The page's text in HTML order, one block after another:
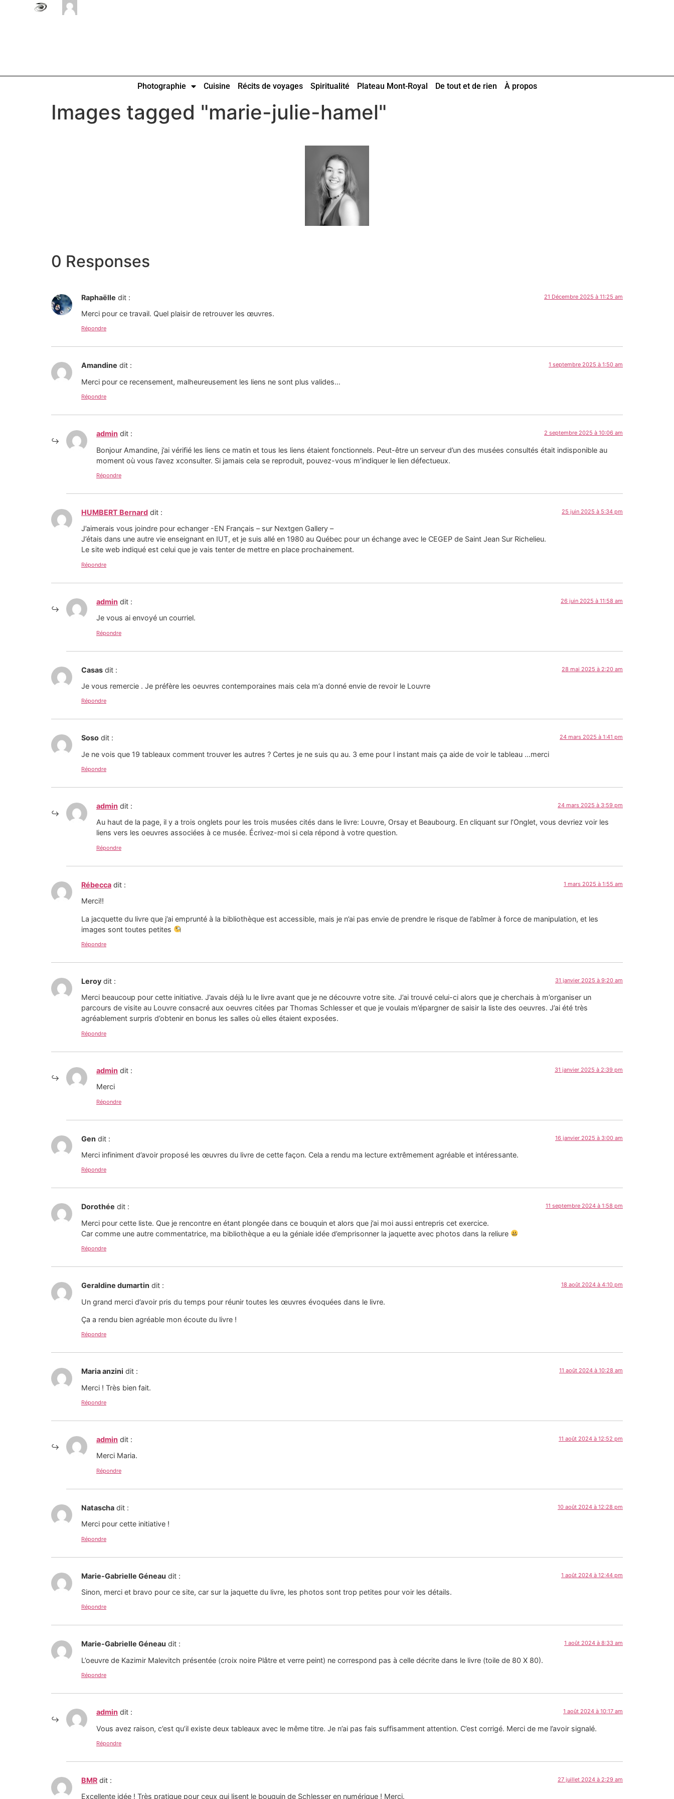
Photographie Cuisine Récits de voyages Spiritualité Plateau Mont-Royal De tout et de rien À propos
Images tagged "marie-julie-hamel"
0 Responses
Raphaëlle dit : 21 Décembre 2025 à 11:25 am
Merci pour ce travail. Quel plaisir de retrouver les œuvres.
Répondre
Amandine dit : 1 septembre 2025 à 1:50 am
Merci pour ce recensement, malheureusement les liens ne sont plus valides…
Répondre
admin dit : 2 septembre 2025 à 10:06 am
Bonjour Amandine, j’ai vérifié les liens ce matin et tous les liens étaient fonctionnels. Peut-être un serveur d’un des musées consultés était indisponible au
moment où vous l’avez xconsulter. Si jamais cela se reproduit, pouvez-vous m’indiquer le lien défectueux.
Répondre
HUMBERT Bernard dit : 25 juin 2025 à 5:34 pm
J’aimerais vous joindre pour echanger -EN Français – sur Nextgen Gallery –
J’étais dans une autre vie enseignant en IUT, et je suis allé en 1980 au Québec pour un échange avec le CEGEP de Saint Jean Sur Richelieu.
Le site web indiqué est celui que je vais tenter de mettre en place prochainement.
Répondre
admin dit : 26 juin 2025 à 11:58 am
Je vous ai envoyé un courriel.
Répondre
Casas dit : 28 mai 2025 à 2:20 am
Je vous remercie . Je préfère les oeuvres contemporaines mais cela m’a donné envie de revoir le Louvre
Répondre
Soso dit : 24 mars 2025 à 1:41 pm
Je ne vois que 19 tableaux comment trouver les autres ? Certes je ne suis qu au. 3 eme pour l instant mais ça aide de voir le tableau …merci
Répondre
admin dit : 24 mars 2025 à 3:59 pm
Au haut de la page, il y a trois onglets pour les trois musées cités dans le livre: Louvre, Orsay et Beaubourg. En cliquant sur l’Onglet, vous devriez voir les
liens vers les oeuvres associées à ce musée. Écrivez-moi si cela répond à votre question.
Répondre
Rébecca dit : 1 mars 2025 à 1:55 am
Merci!!
La jacquette du livre que j’ai emprunté à la bibliothèque est accessible, mais je n’ai pas envie de prendre le risque de l’abîmer à force de manipulation, et les
images sont toutes petites
Répondre
Leroy dit : 31 janvier 2025 à 9:20 am
Merci beaucoup pour cette initiative. J’avais déjà lu le livre avant que je ne découvre votre site. J’ai trouvé celui-ci alors que je cherchais à m’organiser un
parcours de visite au Louvre consacré aux oeuvres citées par Thomas Schlesser et que je voulais m’épargner de saisir la liste des oeuvres. J’ai été très
agréablement surpris d’obtenir en bonus les salles où elles étaient exposées.
Répondre
admin dit : 31 janvier 2025 à 2:39 pm
Merci
Répondre
Gen dit : 16 janvier 2025 à 3:00 am
Merci infiniment d’avoir proposé les œuvres du livre de cette façon. Cela a rendu ma lecture extrêmement agréable et intéressante.
Répondre
Dorothée dit : 11 septembre 2024 à 1:58 pm
Merci pour cette liste. Que je rencontre en étant plongée dans ce bouquin et alors que j’ai moi aussi entrepris cet exercice.
Car comme une autre commentatrice, ma bibliothèque a eu la géniale idée d’emprisonner la jaquette avec photos dans la reliure
Répondre
Geraldine dumartin dit : 18 août 2024 à 4:10 pm
Un grand merci d’avoir pris du temps pour réunir toutes les œuvres évoquées dans le livre.
Ça a rendu bien agréable mon écoute du livre !
Répondre
Maria anzini dit : 11 août 2024 à 10:28 am
Merci ! Très bien fait.
Répondre
admin dit : 11 août 2024 à 12:52 pm
Merci Maria.
Répondre
Natascha dit : 10 août 2024 à 12:28 pm
Merci pour cette initiative !
Répondre
Marie-Gabrielle Géneau dit : 1 août 2024 à 12:44 pm
Sinon, merci et bravo pour ce site, car sur la jaquette du livre, les photos sont trop petites pour voir les détails.
Répondre
Marie-Gabrielle Géneau dit : 1 août 2024 à 8:33 am
L’oeuvre de Kazimir Malevitch présentée (croix noire Plâtre et verre peint) ne correspond pas à celle décrite dans le livre (toile de 80 X 80).
Répondre
admin dit : 1 août 2024 à 10:17 am
Vous avez raison, c’est qu’il existe deux tableaux avec le même titre. Je n’ai pas fais suffisamment attention. C’est corrigé. Merci de me l’avoir signalé.
Répondre
BMR dit : 27 juillet 2024 à 2:29 am
Excellente idée ! Très pratique pour ceux qui lisent le bouquin de Schlesser en numérique ! Merci.